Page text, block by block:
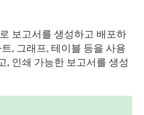
보고서를 생성하고 배포하
, 그래프, 테이블 등을 사용
, 인쇄 가능한 보고서를 생성